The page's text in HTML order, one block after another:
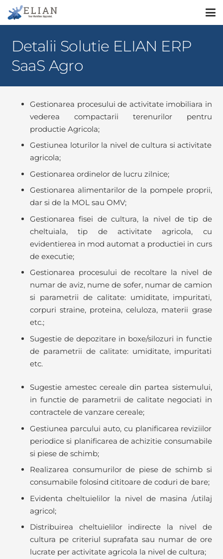
Detalii Solutie ELIAN ERP
SaaS Agro
Gestionarea procesului de activitate imobiliara in
vederea compactarii terenurilor pentru
productie Agricola;
Gestiunea loturilor la nivel de cultura si activitate
agricola;
Gestionarea ordinelor de lucru zilnice;
Gestionarea alimentarilor de la pompele proprii,
dar si de la MOL sau OMV;
Gestionarea fisei de cultura, la nivel de tip de
cheltuiala, tip de activitate agricola, cu
evidentierea in mod automat a productiei in curs
de executie;
Gestionarea procesului de recoltare la nivel de
numar de aviz, nume de sofer, numar de camion
si parametrii de calitate: umiditate, impuritati,
corpuri straine, proteina, celuloza, materii grase
etc.;
Sugestie de depozitare in boxe/silozuri in functie
de parametrii de calitate: umiditate, impuritati
etc.
Sugestie amestec cereale din partea sistemului,
in functie de parametrii de calitate negociati in
contractele de vanzare cereale;
Gestiunea parcului auto, cu planificarea reviziilor
periodice si planificarea de achizitie consumabile
si piese de schimb;
Realizarea consumurilor de piese de schimb si
consumabile folosind cititoare de coduri de bare;
Evidenta cheltuielilor la nivel de masina /utilaj
agricol;
Distribuirea cheltuielilor indirecte la nivel de
cultura pe criteriul suprafata sau numar de ore
lucrate per activitate agricola la nivel de cultura;